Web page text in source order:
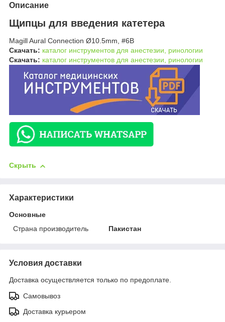
Описание
Щипцы для введения катетера
Magill Aural Connection Ø10.5mm, #6B
Скачать: каталог инструментов для анестезии, ринологии
Скачать: каталог инструментов для анестезии, ринологии
Скрыть
Характеристики
Основные
Страна производитель
Пакистан
Условия доставки
Доставка осуществляется только по предоплате.
Самовывоз
Доставка курьером